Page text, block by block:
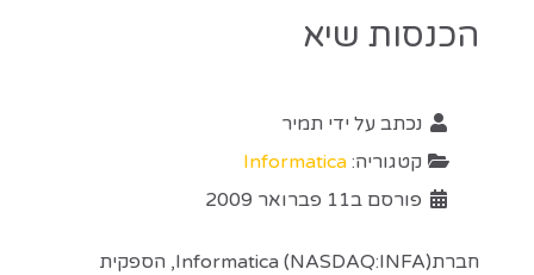
הכנסות שיא
נכתב על ידי תמיר
קטגוריה: Informatica
פורסם ב11 פברואר 2009
חברתInformatica (NASDAQ:INFA), הספקית